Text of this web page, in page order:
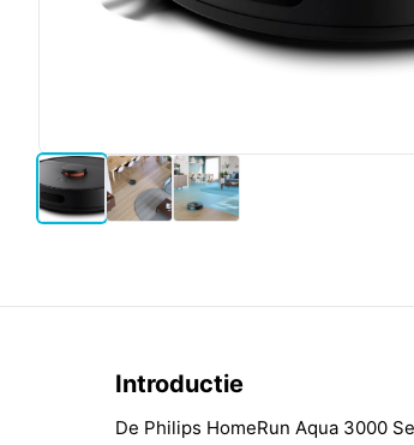
Introductie
De Philips HomeRun Aqua 3000